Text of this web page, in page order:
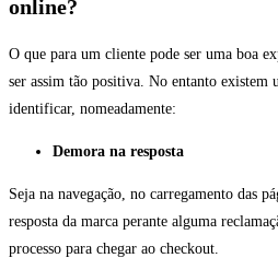
online?
O que para um cliente pode ser uma boa
ser assim tão positiva. No entanto existem
identificar, nomeadamente:
Demora na resposta
Seja na navegação, no carregamento das
resposta da marca perante alguma
processo para chegar ao checkout.